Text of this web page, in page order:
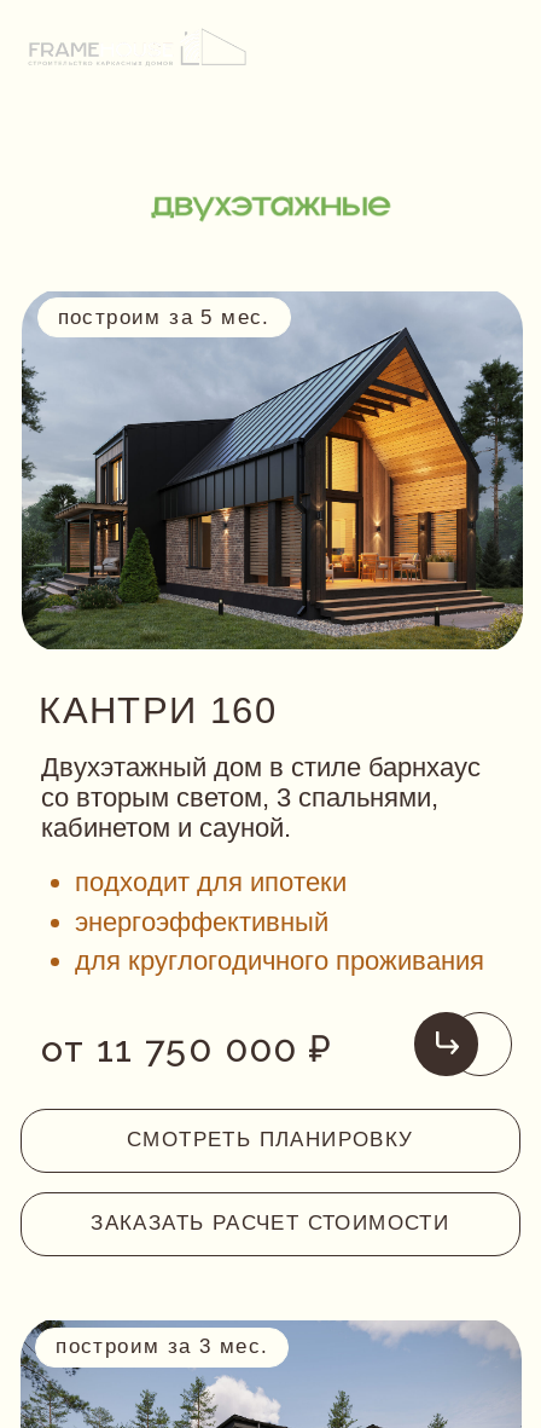
КАНТРИ 160
Двухэтажный дом в стиле барнхаус
со вторым светом, 3 спальнями,
кабинетом и сауной.
ЗАКАЗАТЬ РАСЧЕТ СТОИМОСТИ
СМОТРЕТЬ ПЛАНИРОВКУ
открытой террасой.
КАНТРИ 105
построим за 3 мес.
подходит для ипотеки
энергоэффективный
для круглогодичного проживания
подходит для ипотеки